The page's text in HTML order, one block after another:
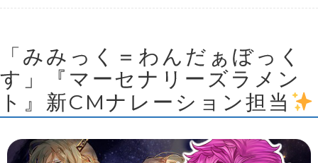
「みみっく＝わんだぁぼっく
す」『マーセナリーズラメン
ト』新CMナレーション担当